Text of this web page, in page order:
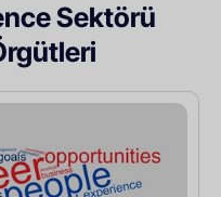
Sektörü